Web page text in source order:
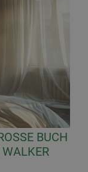
BUCH V